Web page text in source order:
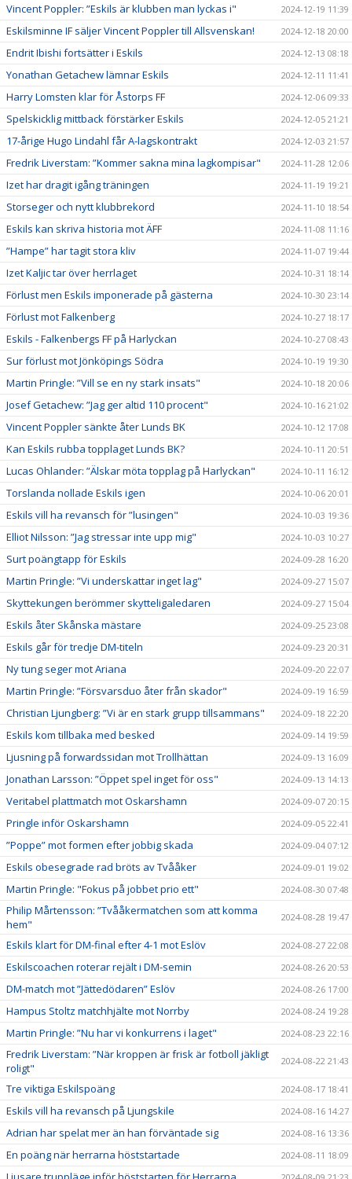
Vincent Poppler: ”Eskils är klubben man lyckas i" 2024-12-19 11:39
Eskilsminne IF säljer Vincent Poppler till Allsvenskan! 2024-12-18 20:00
Endrit Ibishi fortsätter i Eskils 2024-12-13 08:18
Yonathan Getachew lämnar Eskils 2024-12-11 11:41
Harry Lomsten klar för Åstorps FF 2024-12-06 09:33
Spelskicklig mittback förstärker Eskils 2024-12-05 21:21
17-årige Hugo Lindahl får A-lagskontrakt 2024-12-03 21:57
Fredrik Liverstam: ”Kommer sakna mina lagkompisar" 2024-11-28 12:06
Izet har dragit igång träningen 2024-11-19 19:21
Storseger och nytt klubbrekord 2024-11-10 18:54
Eskils kan skriva historia mot ÄFF 2024-11-08 11:16
”Hampe” har tagit stora kliv 2024-11-07 19:44
Izet Kaljic tar över herrlaget 2024-10-31 18:14
Förlust men Eskils imponerade på gästerna 2024-10-30 23:14
Förlust mot Falkenberg 2024-10-27 18:17
Eskils - Falkenbergs FF på Harlyckan 2024-10-27 08:43
Sur förlust mot Jönköpings Södra 2024-10-19 19:30
Martin Pringle: ”Vill se en ny stark insats" 2024-10-18 20:06
Josef Getachew: ”Jag ger altid 110 procent" 2024-10-16 21:02
Vincent Poppler sänkte åter Lunds BK 2024-10-12 17:08
Kan Eskils rubba topplaget Lunds BK? 2024-10-11 20:51
Lucas Ohlander: ”Älskar möta topplag på Harlyckan" 2024-10-11 16:12
Torslanda nollade Eskils igen 2024-10-06 20:01
Eskils vill ha revansch för ”lusingen" 2024-10-03 19:36
Elliot Nilsson: ”Jag stressar inte upp mig" 2024-10-03 10:27
Surt poängtapp för Eskils 2024-09-28 16:20
Martin Pringle: ”Vi underskattar inget lag" 2024-09-27 15:07
Skyttekungen berömmer skytteligaledaren 2024-09-27 15:04
Eskils åter Skånska mästare 2024-09-25 23:08
Eskils går för tredje DM-titeln 2024-09-23 20:31
Ny tung seger mot Ariana 2024-09-20 22:07
Martin Pringle: ”Försvarsduo åter från skador" 2024-09-19 16:59
Christian Ljungberg: ”Vi är en stark grupp tillsammans" 2024-09-18 22:20
Eskils kom tillbaka med besked 2024-09-14 19:59
Ljusning på forwardssidan mot Trollhättan 2024-09-13 16:09
Jonathan Larsson: ”Öppet spel inget för oss" 2024-09-13 14:13
Veritabel plattmatch mot Oskarshamn 2024-09-07 20:15
Pringle inför Oskarshamn 2024-09-05 22:41
”Poppe” mot formen efter jobbig skada 2024-09-04 07:12
Eskils obesegrade rad bröts av Tvååker 2024-09-01 19:02
Martin Pringle: "Fokus på jobbet prio ett" 2024-08-30 07:48
Philip Mårtensson: ”Tvååkermatchen som att komma
hem"
2024-08-28 19:47
Eskils klart för DM-final efter 4-1 mot Eslöv 2024-08-27 22:08
Eskilscoachen roterar rejält i DM-semin 2024-08-26 20:53
DM-match mot ”Jättedödaren” Eslöv 2024-08-26 17:00
Hampus Stoltz matchhjälte mot Norrby 2024-08-24 19:28
Martin Pringle: ”Nu har vi konkurrens i laget" 2024-08-23 22:16
Fredrik Liverstam: ”När kroppen är frisk är fotboll jäkligt
roligt"
2024-08-22 21:43
Tre viktiga Eskilspoäng 2024-08-17 18:41
Eskils vill ha revansch på Ljungskile 2024-08-16 14:27
Adrian har spelat mer än han förväntade sig 2024-08-16 13:36
En poäng när herrarna höststartade 2024-08-11 18:09